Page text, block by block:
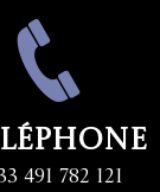
491 782 121